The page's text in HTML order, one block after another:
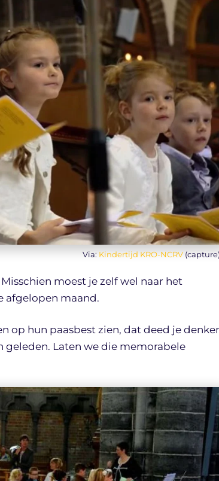
Via: Kindertijd KRO-NCRV
moest je zelf wel naar het
afgelopen maand.
op hun paasbest zien, dat deed je
Laten we die memorabele